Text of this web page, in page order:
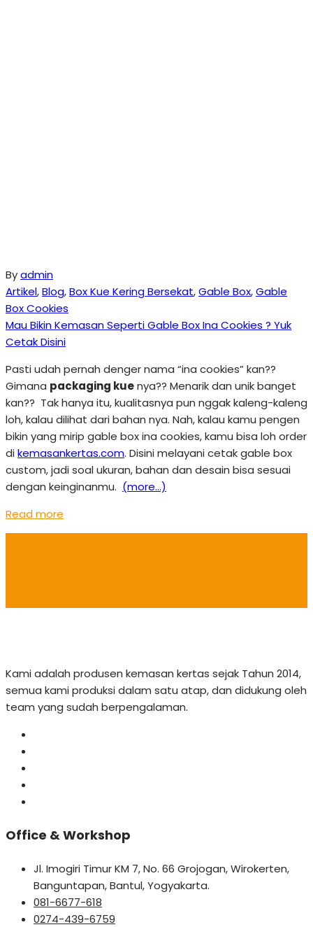
Byadmin
Artikel,Blog,Box Kue Kering Bersekat,Gable Box,Gable
Box Cookies
Mau Bikin Kemasan Seperti Gable Box Ina Cookies ? Yuk
Cetak Disini
Pasti udah pernah denger nama “ina cookies” kan??
Gimana packaging kuenya?? Menarik dan unik banget
kan?? Tak hanya itu, kualitasnya pun nggak kaleng-kaleng
loh, kalau dilihat dari bahan nya. Nah, kalau kamu pengen
bikin yang mirip gable box ina cookies, kamu bisa loh order
dikemasankertas.com. Disini melayani cetak gable box
custom, jadi soal ukuran, bahan dan desain bisa sesuai
dengan keinginanmu. (more…)
Read more
Kami adalah produsen kemasan kertas sejak Tahun 2014,
semua kami produksi dalam satu atap, dan didukung oleh
team yang sudah berpengalaman.
Office & Workshop
Jl. Imogiri Timur KM 7, No. 66 Grojogan, Wirokerten,
Banguntapan, Bantul, Yogyakarta.
081-6677-618
0274-439-6759